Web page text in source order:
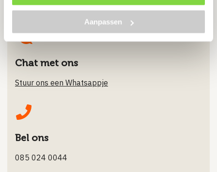
Aanpassen
Chat met ons
Stuur ons een Whatsappje
Bel ons
085 024 0044